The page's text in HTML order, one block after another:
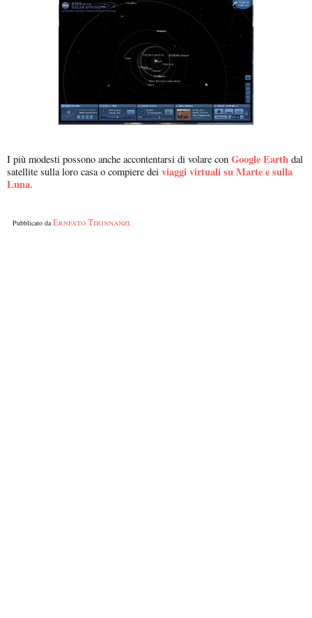
I più modesti possono anche accontentarsi di volare con Google Earth dal
satellite sulla loro casa o compiere dei viaggi virtuali su Marte e sulla
Luna.
Pubblicato daErnesto Tirinnanzi